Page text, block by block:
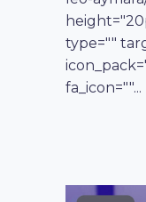
type=""
fa_icon=""...